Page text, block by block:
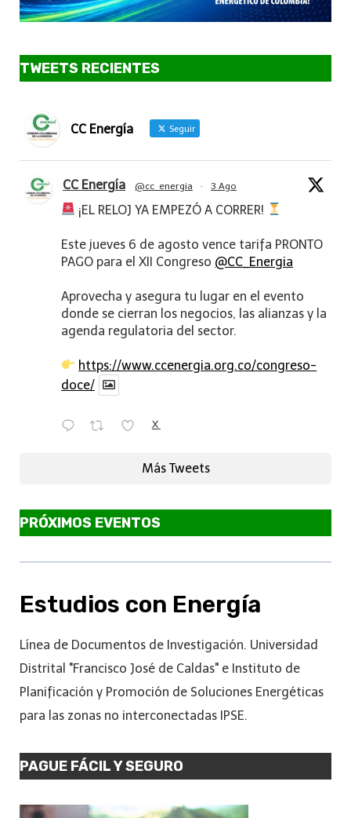
TWEETS RECIENTES
CC Energía Seguir
CC Energía @cc_energia · 3 Ago
¡EL RELOJ YA EMPEZÓ A CORRER!
Este jueves 6 de agosto vence tarifa PRONTO
PAGO para el XII Congreso @CC_Energia
Aprovecha y asegura tu lugar en el evento
donde se cierran los negocios, las alianzas y la
agenda regulatoria del sector.
https://www.ccenergia.org.co/congreso-
doce/
X
Más Tweets
PRÓXIMOS EVENTOS
Estudios con Energía
Línea de Documentos de Investigación. Universidad
Distrital "Francisco José de Caldas" e Instituto de
Planificación y Promoción de Soluciones Energéticas
para las zonas no interconectadas IPSE.
PAGUE FÁCIL Y SEGURO